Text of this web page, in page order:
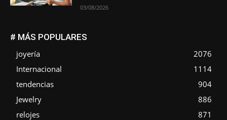
03/08/2026
# MÁS POPULARES
joyería
2076
Internacional
1114
tendencias
904
Jewelry
886
relojes
871